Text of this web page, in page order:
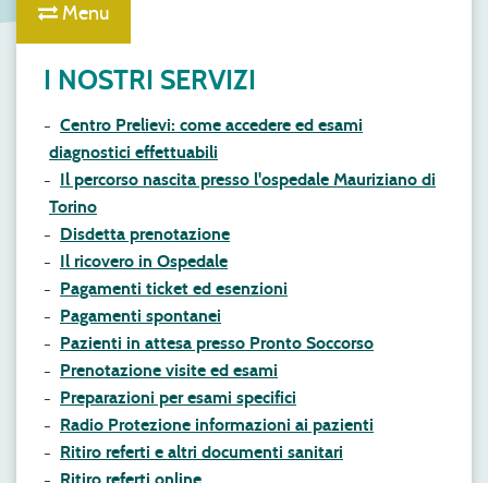
Menu
I NOSTRI SERVIZI
Centro Prelievi: come accedere ed esami
diagnostici effettuabili
Il percorso nascita presso l'ospedale Mauriziano di
Torino
Disdetta prenotazione
Il ricovero in Ospedale
Pagamenti ticket ed esenzioni
Pagamenti spontanei
Pazienti in attesa presso Pronto Soccorso
Prenotazione visite ed esami
Preparazioni per esami specifici
Radio Protezione informazioni ai pazienti
Ritiro referti e altri documenti sanitari